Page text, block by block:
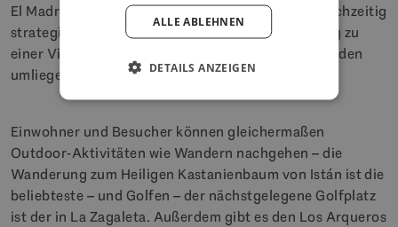
El Madroñal dient als ruhiger Wohnort und ist gleichzeitig
strategisch günstig gelegen, um einfachen Zugang zu
einer Vielzahl von Attraktionen und Aktivitäten in den
umliegenden Regionen zu bieten:
Einwohner und Besucher können gleichermaßen
Outdoor-Aktivitäten wie Wandern nachgehen – die
Wanderung zum Heiligen Kastanienbaum von Istán ist die
beliebteste – und Golfen – der nächstgelegene Golfplatz
ist der in La Zagaleta. Außerdem gibt es den Los Arqueros
ALLE ABLEHNEN
DETAILS ANZEIGEN